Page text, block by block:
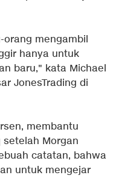
mengambil
hanya untuk
baru," kata Michael
JonesTrading di
membantu
Morgan
catatan, bahwa
untuk mengejar